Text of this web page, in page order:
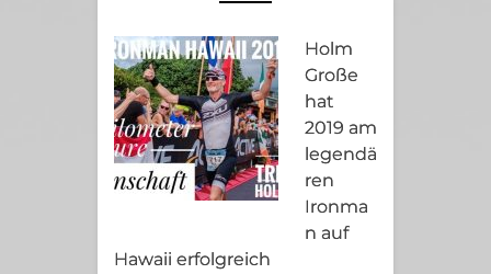
Holm
Große
hat
2019 am
legendä
ren
Ironma
n auf
Hawaii erfolgreich